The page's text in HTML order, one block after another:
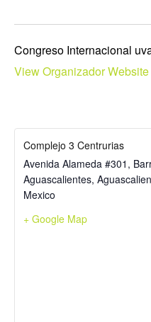
Congreso Internacional
View Organizador Website
Complejo 3 Centrurias
Avenida Alameda #301,
Aguascalientes,
Mexico
+ Google Map